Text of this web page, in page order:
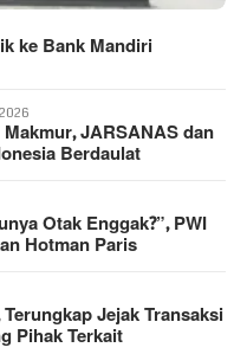
ke Bank Mandiri
JARSANAS dan
Berdaulat
Otak Enggak?”, PWI
Hotman Paris
Jejak Transaksi
Pihak Terkait